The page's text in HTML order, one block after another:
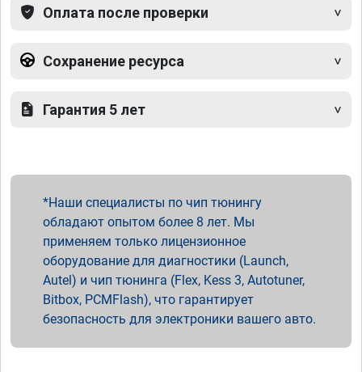
Оплата после проверки
Сохранение ресурса
Гарантия 5 лет
Наши специалисты по чип тюнингу
обладают опытом более 8 лет. Мы
применяем только лицензионное
оборудование для диагностики (Launch,
Autel) и чип тюнинга (Flex, Kess 3, Autotuner,
Bitbox, PCMFlash), что гарантирует
безопасность для электроники вашего авто.